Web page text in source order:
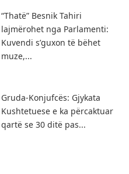
“Thatë” Besnik Tahiri
lajmërohet nga Parlamenti:
Kuvendi s’guxon të bëhet
muze,...
Gruda-Konjufcës: Gjykata
Kushtetuese e ka përcaktuar
qartë se 30 ditë pas...